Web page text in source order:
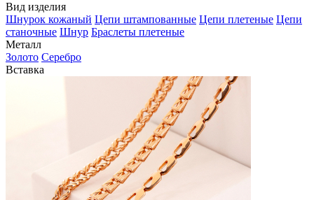
Вид изделия
Шнурок кожаный Цепи штампованные Цепи плетеные Цепи
станочные Шнур Браслеты плетеные
Металл
Золото Серебро
Вставка